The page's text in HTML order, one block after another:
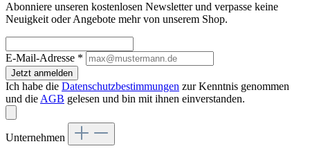
Abonniere unseren kostenlosen Newsletter und verpasse keine
Neuigkeit oder Angebote mehr von unserem Shop.
E-Mail-Adresse *
Jetzt anmelden
Ich habe die Datenschutzbestimmungen zur Kenntnis genommen
und die AGB gelesen und bin mit ihnen einverstanden.
Unternehmen